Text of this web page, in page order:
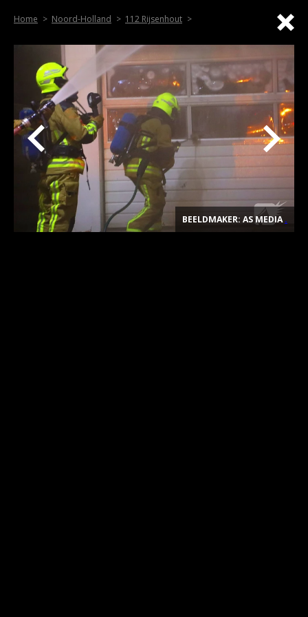
Home Noord-Holland 112 Rijsenhout
BEELDMAKER: AS MEDIA.